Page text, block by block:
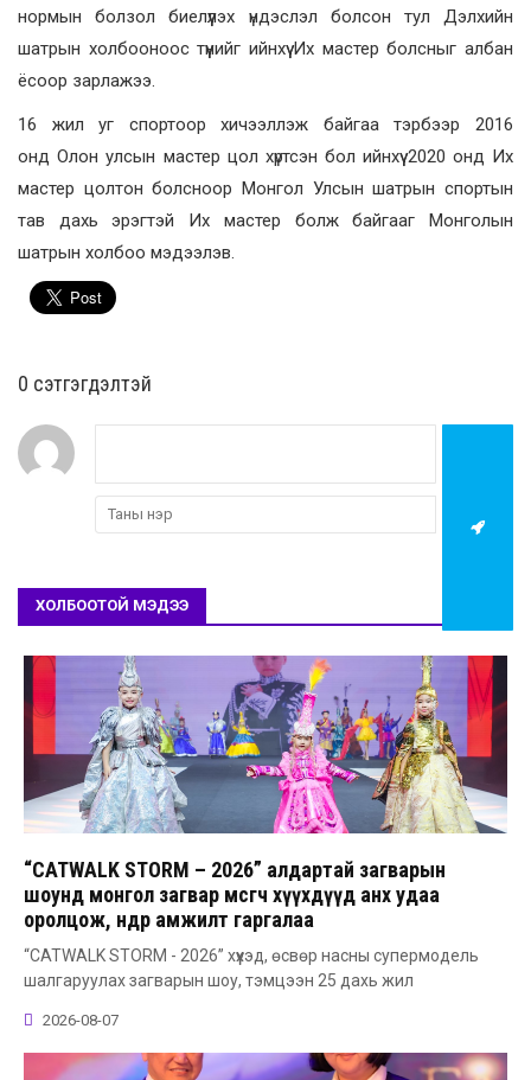
нормын болзол биелүүлэх үндэслэл болсон тул Дэлхийн
шатрын холбооноос түүнийг ийнхүү Их мастер болсныг албан
ёсоор зарлажээ.
16 жил уг спортоор хичээллэж байгаа тэрбээр 2016
онд Олон улсын мастер цол хүртсэн бол ийнхүү 2020 онд Их
мастер цолтон болсноор Монгол Улсын шатрын спортын
тав дахь эрэгтэй Их мастер болж байгааг Монголын
шатрын холбоо мэдээлэв.
0 cэтгэгдэлтэй
ХОЛБООТОЙ МЭДЭЭ
“CATWALK STORM – 2026” алдартай загварын
шоунд монгол загвар өмсөгч хүүхдүүд анх удаа
оролцож, өндөр амжилт гаргалаа
“CATWALK STORM - 2026” хүүхэд, өсвөр насны супермодель
шалгаруулах загварын шоу, тэмцээн 25 дахь жил
2026-08-07